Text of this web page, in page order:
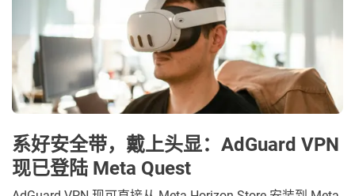
系好安全带，戴上头显：AdGuard VPN
现已登陆 Meta Quest